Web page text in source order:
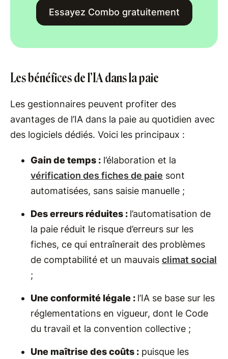
Essayez Combo gratuitement
Les bénéfices de l’IA dans la paie
Les gestionnaires peuvent profiter des
avantages de l’IA dans la paie au quotidien avec
des logiciels dédiés. Voici les principaux :
Gain de temps : l’élaboration et la
vérification des fiches de paie sont
automatisées, sans saisie manuelle ;
Des erreurs réduites : l’automatisation de
la paie réduit le risque d’erreurs sur les
fiches, ce qui entraînerait des problèmes
de comptabilité et un mauvais climat social
;
Une conformité légale : l’IA se base sur les
réglementations en vigueur, dont le Code
du travail et la convention collective ;
Une maîtrise des coû​t​s : puisque les